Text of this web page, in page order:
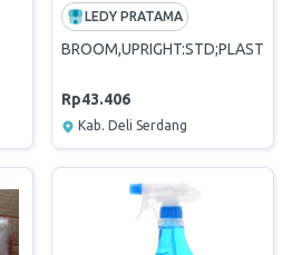
LEDY PRATAMA
Rp43.406
Kab. Deli Serdang